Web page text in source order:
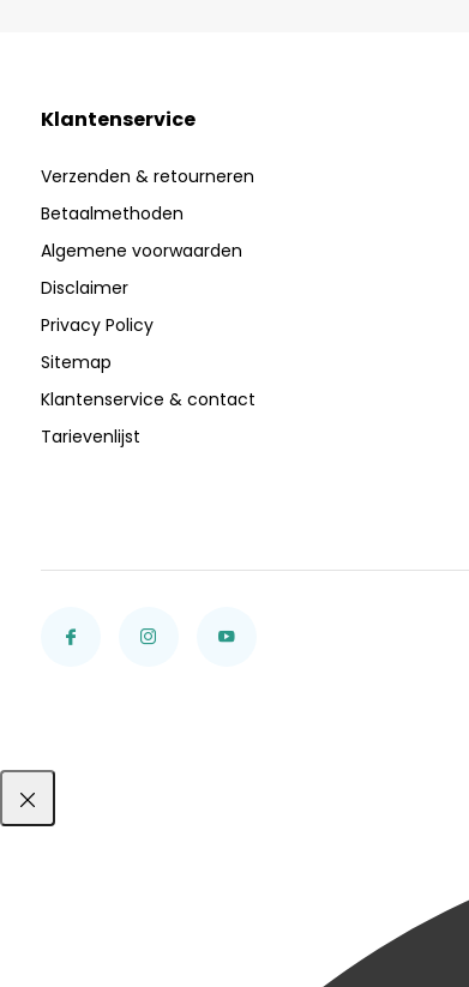
Klantenservice
Verzenden & retourneren
Betaalmethoden
Algemene voorwaarden
Disclaimer
Privacy Policy
Sitemap
Klantenservice & contact
Tarievenlijst